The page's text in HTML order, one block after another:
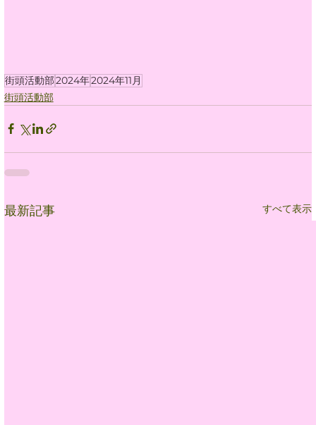
街頭活動部2024年2024年11月
街頭活動部
最新記事 すべて表示